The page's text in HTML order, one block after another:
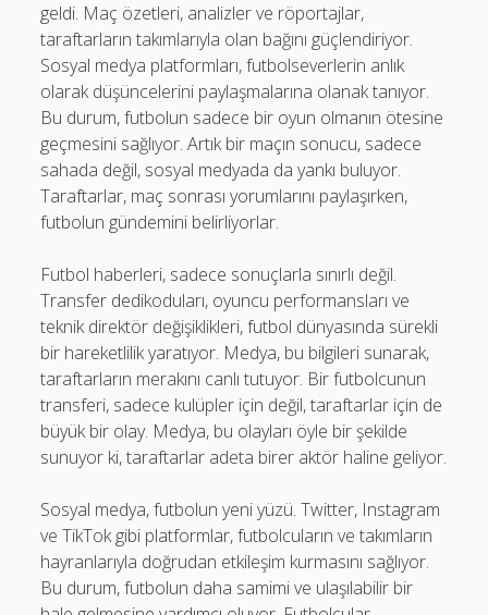
geldi. Maç özetleri, analizler ve röportajlar,
taraftarların takımlarıyla olan bağını güçlendiriyor.
Sosyal medya platformları, futbolseverlerin anlık
olarak düşüncelerini paylaşmalarına olanak tanıyor.
Bu durum, futbolun sadece bir oyun olmanın ötesine
geçmesini sağlıyor. Artık bir maçın sonucu, sadece
sahada değil, sosyal medyada da yankı buluyor.
Taraftarlar, maç sonrası yorumlarını paylaşırken,
futbolun gündemini belirliyorlar.
Futbol haberleri, sadece sonuçlarla sınırlı değil.
Transfer dedikoduları, oyuncu performansları ve
teknik direktör değişiklikleri, futbol dünyasında sürekli
bir hareketlilik yaratıyor. Medya, bu bilgileri sunarak,
taraftarların merakını canlı tutuyor. Bir futbolcunun
transferi, sadece kulüpler için değil, taraftarlar için de
büyük bir olay. Medya, bu olayları öyle bir şekilde
sunuyor ki, taraftarlar adeta birer aktör haline geliyor.
Sosyal medya, futbolun yeni yüzü. Twitter, Instagram
ve TikTok gibi platformlar, futbolcuların ve takımların
hayranlarıyla doğrudan etkileşim kurmasını sağlıyor.
Bu durum, futbolun daha samimi ve ulaşılabilir bir